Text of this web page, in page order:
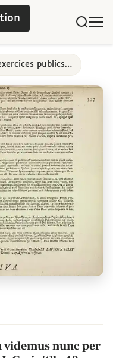
Thèses et exercices publics, Paris, 17e-18e siècles
videmus nunc per